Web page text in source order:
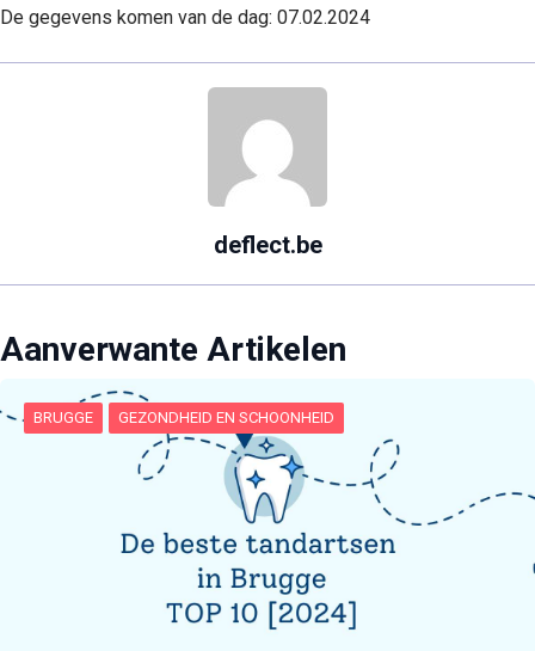
De gegevens komen van de dag: 07.02.2024
deflect.be
Aanverwante Artikelen
BRUGGE GEZONDHEID EN SCHOONHEID